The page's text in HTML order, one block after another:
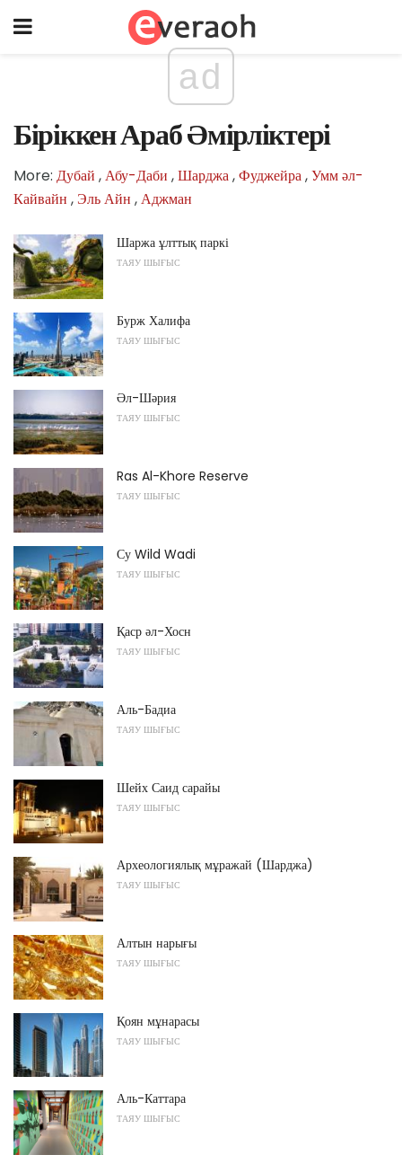
ad
Біріккен Араб Әмірліктері
More: Дубай ,Абу-Даби ,Шарджа,Фуджейра,Умм әл-
Кайвайн , Эль Айн ,Аджман
Шаржа ұлттық паркі
ТАЯУ ШЫҒЫС
Бурж Халифа
ТАЯУ ШЫҒЫС
Әл-Шәрия
ТАЯУ ШЫҒЫС
Ras Al-Khore Reserve
ТАЯУ ШЫҒЫС
Су Wild Wadi
ТАЯУ ШЫҒЫС
Қаср әл-Хосн
ТАЯУ ШЫҒЫС
Аль-Бадиа
ТАЯУ ШЫҒЫС
Шейх Саид сарайы
ТАЯУ ШЫҒЫС
Археологиялық мұражай (Шарджа)
ТАЯУ ШЫҒЫС
Алтын нарығы
ТАЯУ ШЫҒЫС
Қоян мұнарасы
ТАЯУ ШЫҒЫС
Аль-Каттара
ТАЯУ ШЫҒЫС